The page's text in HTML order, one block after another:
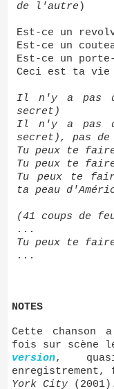
de l'autre )
Est-ce un
Est-ce un
Est-ce un
Ceci est ta vie
Il n'y a pas
secret)
Il n'y a pas
secret), pas de
Tu peux te
Tu peux te
Tu peux te
ta peau
(41 coups de
...
Tu peux te
...
NOTES
Cette chanson a été jouée pour la première
fois sur scène
version,
York City